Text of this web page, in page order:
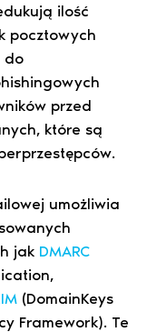
ilość
pocztowych
do
przed
które są
umożliwia
jak DMARC
(DomainKeys
Framework). Te